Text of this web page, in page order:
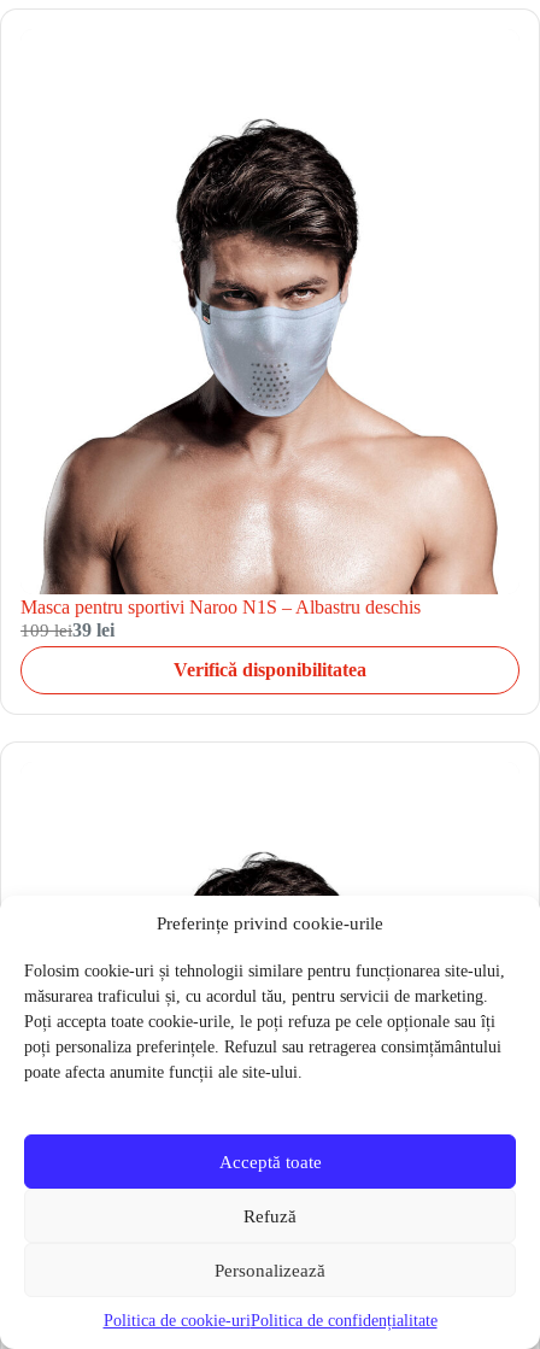
Preferințe privind cookie-urile
Folosim cookie-uri și tehnologii similare pentru funcționarea site-ului,
măsurarea traficului și, cu acordul tău, pentru servicii de marketing.
Poți accepta toate cookie-urile, le poți refuza pe cele opționale sau îți
poți personaliza preferințele. Refuzul sau retragerea consimțământului
poate afecta anumite funcții ale site-ului.
Acceptă toate
Refuză
Personalizează
Politica de cookie-uriPolitica de confidențialitate
Masca pentru sportivi Naroo N1S – Albastru deschis
109 lei39 lei
Verifică disponibilitatea